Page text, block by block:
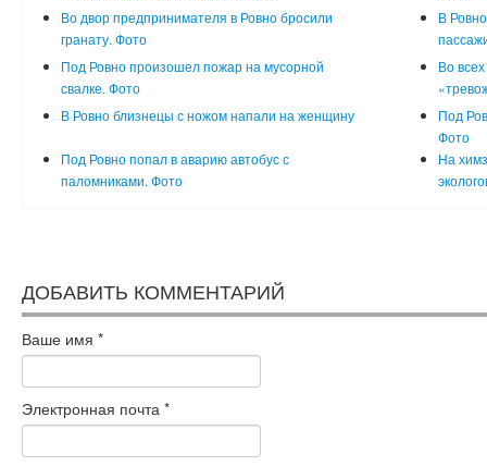
Во двор предпринимателя в Ровно бросили
гранату. Фото
В
Под Ровно произошел пожар на мусорной
свалке. Фото
Во
В Ровно близнецы с ножом напали на женщину
Под
Фото
Под Ровно попал в аварию автобус с
паломниками. Фото
На
ДОБАВИТЬ КОММЕНТАРИЙ
Ваше имя *
Электронная почта *